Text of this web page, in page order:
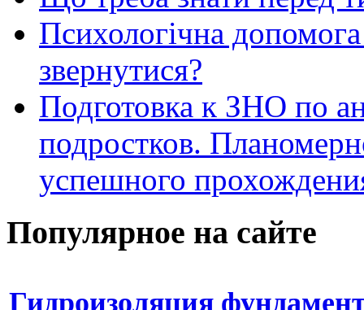
Психологічна
звернутися?
Подготовка к ЗНО по
подростков.
успешного
Популярное на сайте
Гидроизоляция